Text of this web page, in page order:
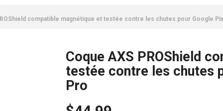
compatible magnétique et testée contre les chutes pour Google
Coque AXS PROShield
testée contre les chutes
Pro